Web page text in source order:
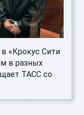
«Крокус Сити
в разных
ТАСС со